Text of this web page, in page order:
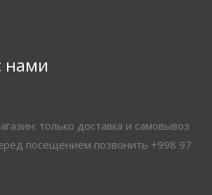
нами
только доставка и самовывоз
посещением позвонить +998 97